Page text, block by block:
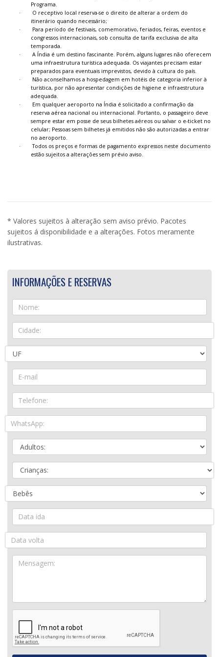
Programa.
·
O receptivo local reserva-se o direito de alterar a ordem do
itinerário quando necessário;
·
Para período de festivais, comemorativo, feriados, feiras, eventos e
congressos internacionais, sob consulta de tarifa exclusiva de alta
temporada.
·
A Índia é um destino fascinante. Porém, alguns lugares não oferecem
uma infraestrutura turística adequada. Os viajantes precisam estar
preparados para eventuais imprevistos, devido à cultura do país.
·
Não aconselhamos a hospedagem em hotéis de categoria inferior à
turística, por não apresentar condições de higiene e infraestrutura
adequada.
·
Em qualquer aeroporto na Índia é solicitado a confirmação da
reserva aérea nacional ou internacional. Portanto, o passageiro deve
sempre estar em posse de seus bilhetes aéreos ou salvar o e-ticket no
celular; Pessoas sem bilhetes já emitidos não são autorizadas a entrar
no aeroporto.
·
Todos os preços e formas de pagamento expressos neste documento
estão sujeitos a alterações sem prévio aviso.
* Valores sujeitos à alteração sem aviso prévio. Pacotes
sujeitos á disponibilidade e a alterações. Fotos meramente
ilustrativas.
INFORMAÇÕES E RESERVAS